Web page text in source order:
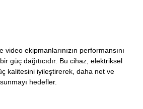
ekipmanlarınızın performansını
güç dağıtıcıdır. Bu cihaz, elektriksel
kalitesini iyileştirerek, daha net ve
hedefler.